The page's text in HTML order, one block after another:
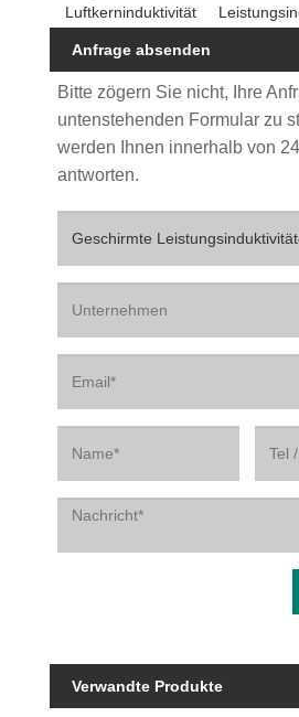
Luftkerninduktivität
Anfrage absenden
Bitte zögern Sie nicht, Ihre
untenstehenden Formular zu
werden Ihnen innerhalb von
antworten.
Verwandte Produkte